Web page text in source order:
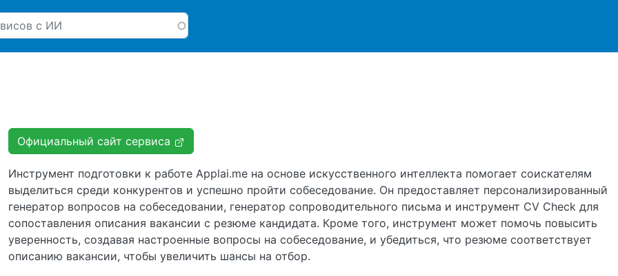
Перейти к основному содержанию
Официальный сайт сервиса
Инструмент подготовки к работе Applai.me на основе искусственного интеллекта помогает соискателям
выделиться среди конкурентов и успешно пройти собеседование. Он предоставляет персонализированный
генератор вопросов на собеседовании, генератор сопроводительного письма и инструмент CV Check для
сопоставления описания вакансии с резюме кандидата. Кроме того, инструмент может помочь повысить
уверенность, создавая настроенные вопросы на собеседование, и убедиться, что резюме соответствует
описанию вакансии, чтобы увеличить шансы на отбор.